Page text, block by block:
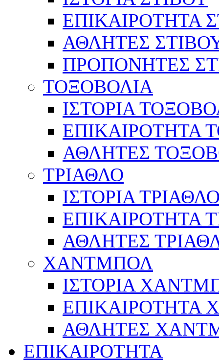
ΕΠΙΚΑΙΡΟΤΗΤΑ
ΑΘΛΗΤΕΣ
ΠΡΟΠΟΝΗΤΕΣ
ΤΟΞΟΒΟΛΙΑ
ΙΣΤΟΡΙΑ
ΕΠΙΚΑΙΡΟΤΗΤΑ
ΑΘΛΗΤΕΣ
ΤΡΙΑΘΛΟ
ΙΣΤΟΡΙΑ
ΕΠΙΚΑΙΡΟΤΗΤΑ
ΑΘΛΗΤΕΣ
ΧΑΝΤΜΠΟΛ
ΙΣΤΟΡΙΑ
ΕΠΙΚΑΙΡΟΤΗΤΑ
ΑΘΛΗΤΕΣ
ΕΠΙΚΑΙΡΟΤΗΤΑ